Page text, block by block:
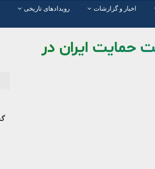
اخبار و گزارشات رویدادهای تاریخی
حمایت ایران در